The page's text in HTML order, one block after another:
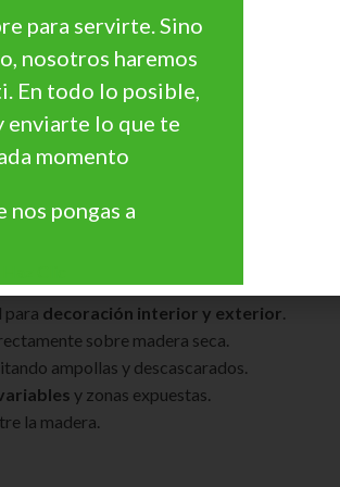
es un lasur protector de alta tecnología
este lasur en tono
Teca?
causado por el sol.
naturalde la madera sin ocultarlo.
para decoración interior y exterior.
sobre madera seca.
ampollas y descascarados.
y zonas expuestas.
la madera.
para servirte. Sino
nosotros haremos
En todo lo posible,
enviarte lo que te
momento
nos pongas a